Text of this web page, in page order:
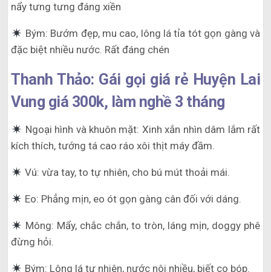
nẩy tưng tưng đáng xiền
Bým: Bướm đẹp, mu cao, lông lá tỉa tót gọn gàng và
đặc biệt nhiều nước. Rất đáng chén
Thanh Thảo: Gái gọi giá rẻ Huyện Lai
Vung giá 300k, làm nghề 3 tháng
Ngoại hình và khuôn mặt: Xinh xắn nhìn dâm lắm rất
kích thích, tướng tá cao ráo xôi thịt máy đầm.
Vú: vừa tay, to tự nhiên, cho bú mút thoải mái.
Eo: Phẳng mịn, eo ót gọn gàng cân đối với dáng.
Mông: Mẩy, chắc chắn, to tròn, láng mịn, doggy phê
đừng hỏi.
Bým: Lông lá tự nhiên, nước nôi nhiều, biết co bóp.